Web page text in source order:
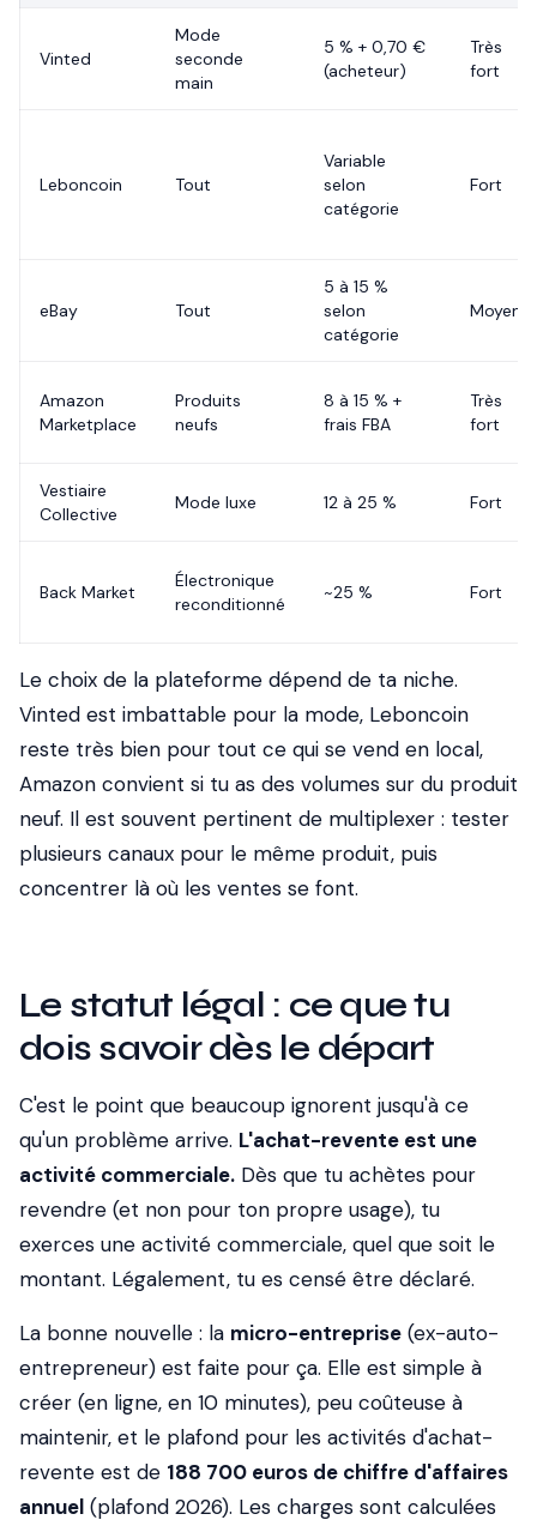
Vinted
Mode
seconde
main
5 % + 0,70 €
(acheteur)
Très
fort
Leboncoin Tout
Variable
selon
catégorie
Fort
eBay Tout
5 à 15 %
selon
catégorie
Moyen
Amazon
Marketplace
Produits
neufs
8 à 15 % +
frais FBA
Très
fort
Vestiaire
Collective
Mode luxe 12 à 25 % Fort
Back Market
Électronique
reconditionné
~25 % Fort
Le choix de la plateforme dépend de ta niche.
Vinted est imbattable pour la mode, Leboncoin
reste très bien pour tout ce qui se vend en local,
Amazon convient si tu as des volumes sur du produit
neuf. Il est souvent pertinent de multiplexer : tester
plusieurs canaux pour le même produit, puis
concentrer là où les ventes se font.
Le statut légal : ce que tu
dois savoir dès le départ
C'est le point que beaucoup ignorent jusqu'à ce
qu'un problème arrive. L'achat-revente est une
activité commerciale. Dès que tu achètes pour
revendre (et non pour ton propre usage), tu
exerces une activité commerciale, quel que soit le
montant. Légalement, tu es censé être déclaré.
La bonne nouvelle : la micro-entreprise (ex-auto-
entrepreneur) est faite pour ça. Elle est simple à
créer (en ligne, en 10 minutes), peu coûteuse à
maintenir, et le plafond pour les activités d'achat-
revente est de 188 700 euros de chiffre d'affaires
annuel (plafond 2026). Les charges sont calculées